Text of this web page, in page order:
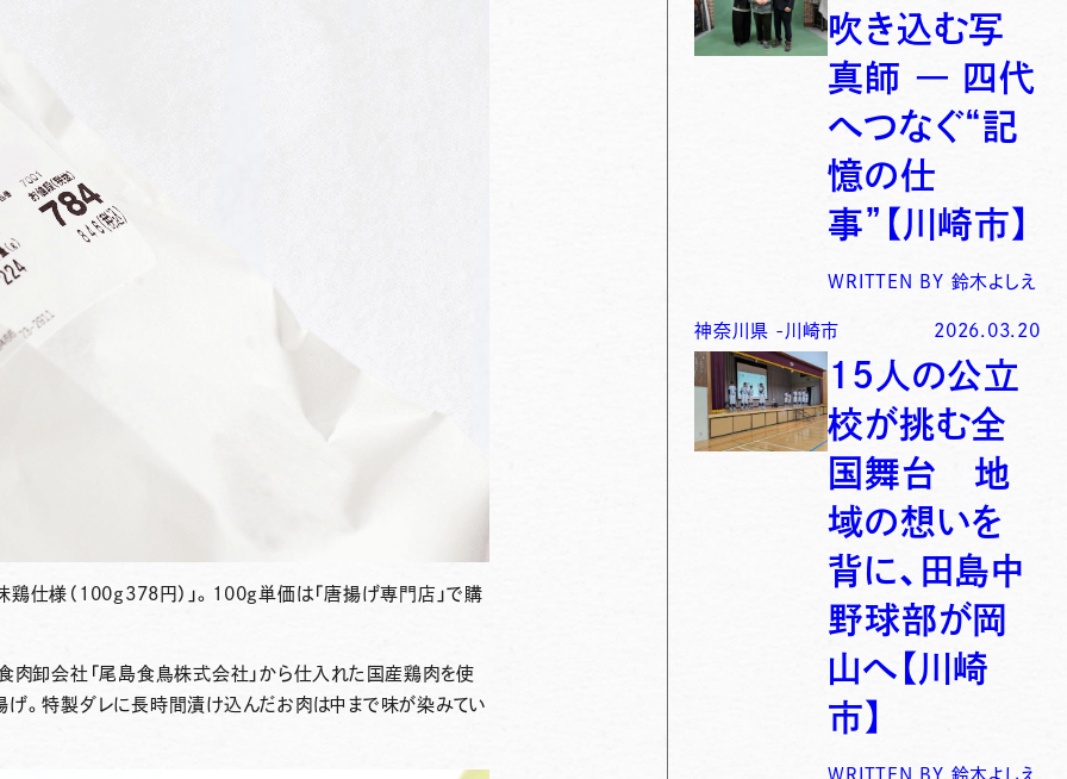
仕様（100g378円）」。 100g単価は「唐揚げ専門店」で購
肉卸会社「尾島食鳥株式会社」から仕入れた国産鶏肉を使
げ。特製ダレに長時間漬け込んだお肉は中まで味が染みてい
吹き込む写
真師 ― 四代
へつなぐ“記
憶の仕
事”【川崎市】
WRITTEN BY 鈴木よしえ
神奈川県 - 川崎市 2026.03.20
15人の公立
校が挑む全
国舞台 地
域の想いを
背に、田島中
野球部が岡
山へ【川崎
市】
WRITTEN BY 鈴木よしえ